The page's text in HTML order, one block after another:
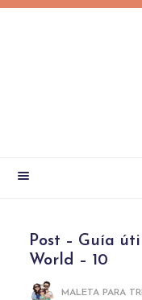
Post – Guía
World – 10
MALETA PARA